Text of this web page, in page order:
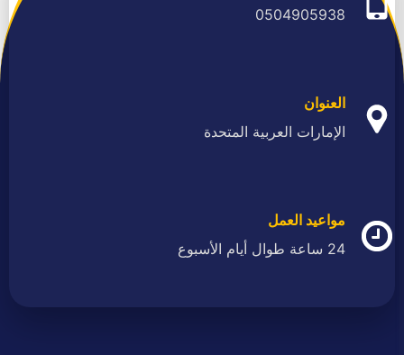
0504905938
العنوان
الإمارات العربية المتحدة
مواعيد العمل
24 ساعة طوال أيام الأسبوع